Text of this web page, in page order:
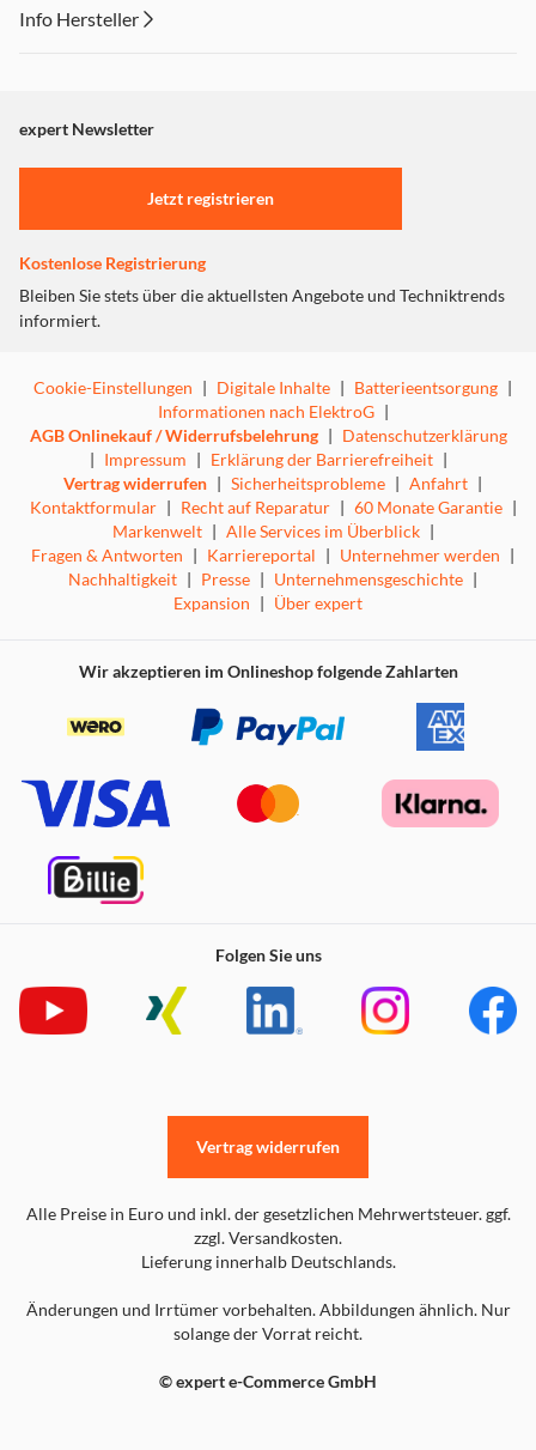
Info Hersteller
"Marketing".
Einstellungen anpassen
expert Newsletter
Jetzt registrieren
Kostenlose Registrierung
Bleiben Sie stets über die aktuellsten Angebote und Techniktrends
informiert.
Cookie-Einstellungen | Digitale Inhalte | Batterieentsorgung |
Informationen nach ElektroG |
AGB Onlinekauf / Widerrufsbelehrung | Datenschutzerklärung
| Impressum | Erklärung der Barrierefreiheit |
Vertrag widerrufen | Sicherheitsprobleme | Anfahrt |
Kontaktformular | Recht auf Reparatur | 60 Monate Garantie |
Markenwelt | Alle Services im Überblick |
Fragen & Antworten | Karriereportal | Unternehmer werden |
Nachhaltigkeit | Presse | Unternehmensgeschichte |
Expansion | Über expert
Wir akzeptieren im Onlineshop folgende Zahlarten
Folgen Sie uns
Alle Preise in Euro und inkl. der gesetzlichen Mehrwertsteuer. ggf.
zzgl. Versandkosten.
Lieferung innerhalb Deutschlands.
Änderungen und Irrtümer vorbehalten. Abbildungen ähnlich. Nur
solange der Vorrat reicht.
© expert e-Commerce GmbH
Vertrag widerrufen